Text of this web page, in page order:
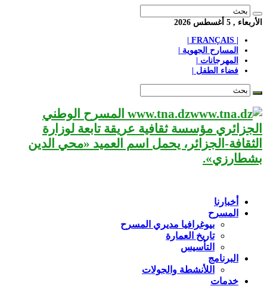
الأربعاء , 5 أغسطس 2026
المسارح الجهوية |
المهرجانات |
فضاء الطفل |
www.tna.dz المسرح الوطني
الجزائري مؤسسة ثقافية عريقة تابعة لوزارة
الثقافة-الجزائر، يحمل اسم العميد «محي الدين
بشطارزي».
أخبارنا
المسرح
بيوغرافيا مديري المسرح
تاريخ العمارة
التأسيس
البرنامج
اللأنشطة والجولات
خدمات